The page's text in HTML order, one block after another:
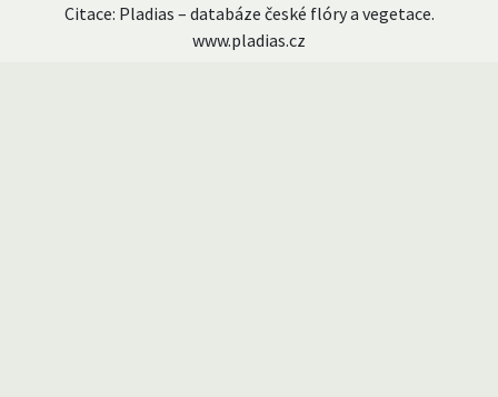
Citace: Pladias – databáze české flóry a vegetace.
www.pladias.cz